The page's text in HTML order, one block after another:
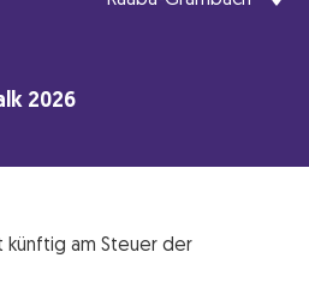
2026
künftig am Steuer der